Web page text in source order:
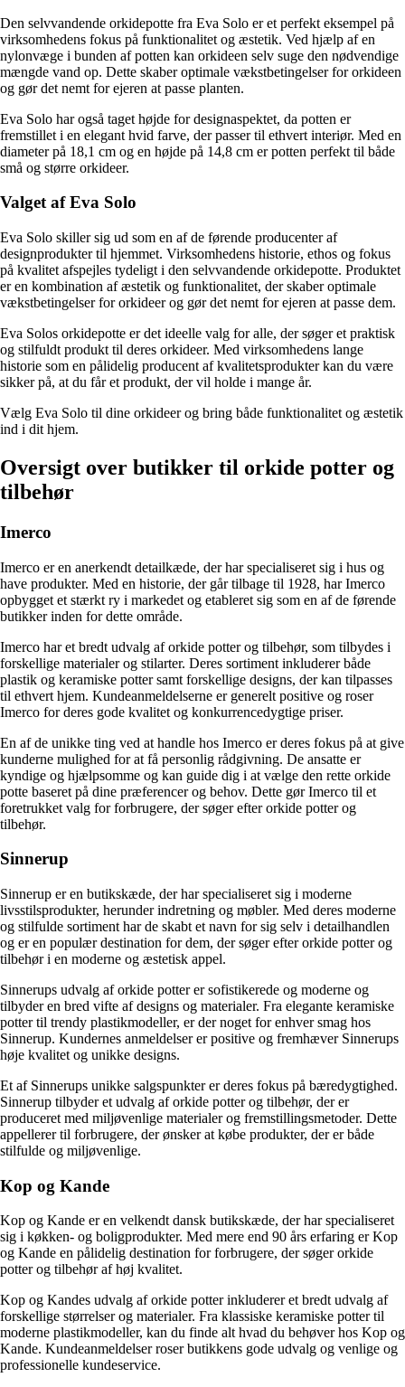
Den selvvandende orkidepotte fra Eva Solo er et perfekt eksempel på
virksomhedens fokus på funktionalitet og æstetik. Ved hjælp af en
nylonvæge i bunden af potten kan orkideen selv suge den nødvendige
mængde vand op. Dette skaber optimale vækstbetingelser for orkideen
og gør det nemt for ejeren at passe planten.
Eva Solo har også taget højde for designaspektet, da potten er
fremstillet i en elegant hvid farve, der passer til ethvert interiør. Med en
diameter på 18,1 cm og en højde på 14,8 cm er potten perfekt til både
små og større orkideer.
Valget af Eva Solo
Eva Solo skiller sig ud som en af de førende producenter af
designprodukter til hjemmet. Virksomhedens historie, ethos og fokus
på kvalitet afspejles tydeligt i den selvvandende orkidepotte. Produktet
er en kombination af æstetik og funktionalitet, der skaber optimale
vækstbetingelser for orkideer og gør det nemt for ejeren at passe dem.
Eva Solos orkidepotte er det ideelle valg for alle, der søger et praktisk
og stilfuldt produkt til deres orkideer. Med virksomhedens lange
historie som en pålidelig producent af kvalitetsprodukter kan du være
sikker på, at du får et produkt, der vil holde i mange år.
Vælg Eva Solo til dine orkideer og bring både funktionalitet og æstetik
ind i dit hjem.
Oversigt over butikker til orkide potter og
tilbehør
Imerco
Imerco er en anerkendt detailkæde, der har specialiseret sig i hus og
have produkter. Med en historie, der går tilbage til 1928, har Imerco
opbygget et stærkt ry i markedet og etableret sig som en af de førende
butikker inden for dette område.
Imerco har et bredt udvalg af orkide potter og tilbehør, som tilbydes i
forskellige materialer og stilarter. Deres sortiment inkluderer både
plastik og keramiske potter samt forskellige designs, der kan tilpasses
til ethvert hjem. Kundeanmeldelserne er generelt positive og roser
Imerco for deres gode kvalitet og konkurrencedygtige priser.
En af de unikke ting ved at handle hos Imerco er deres fokus på at give
kunderne mulighed for at få personlig rådgivning. De ansatte er
kyndige og hjælpsomme og kan guide dig i at vælge den rette orkide
potte baseret på dine præferencer og behov. Dette gør Imerco til et
foretrukket valg for forbrugere, der søger efter orkide potter og
tilbehør.
Sinnerup
Sinnerup er en butikskæde, der har specialiseret sig i moderne
livsstilsprodukter, herunder indretning og møbler. Med deres moderne
og stilfulde sortiment har de skabt et navn for sig selv i detailhandlen
og er en populær destination for dem, der søger efter orkide potter og
tilbehør i en moderne og æstetisk appel.
Sinnerups udvalg af orkide potter er sofistikerede og moderne og
tilbyder en bred vifte af designs og materialer. Fra elegante keramiske
potter til trendy plastikmodeller, er der noget for enhver smag hos
Sinnerup. Kundernes anmeldelser er positive og fremhæver Sinnerups
høje kvalitet og unikke designs.
Et af Sinnerups unikke salgspunkter er deres fokus på bæredygtighed.
Sinnerup tilbyder et udvalg af orkide potter og tilbehør, der er
produceret med miljøvenlige materialer og fremstillingsmetoder. Dette
appellerer til forbrugere, der ønsker at købe produkter, der er både
stilfulde og miljøvenlige.
Kop og Kande
Kop og Kande er en velkendt dansk butikskæde, der har specialiseret
sig i køkken- og boligprodukter. Med mere end 90 års erfaring er Kop
og Kande en pålidelig destination for forbrugere, der søger orkide
potter og tilbehør af høj kvalitet.
Kop og Kandes udvalg af orkide potter inkluderer et bredt udvalg af
forskellige størrelser og materialer. Fra klassiske keramiske potter til
moderne plastikmodeller, kan du finde alt hvad du behøver hos Kop og
Kande. Kundeanmeldelser roser butikkens gode udvalg og venlige og
professionelle kundeservice.